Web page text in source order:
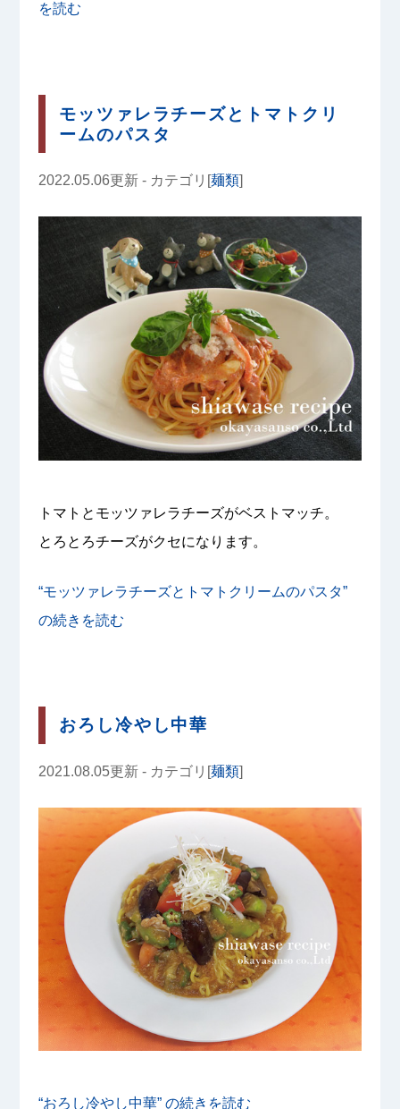
を読む
モッツァレラチーズとトマトクリ
ームのパスタ
2022.05.06更新 - カテゴリ[ 麺類
トマトとモッツァレラチーズがベストマッチ。
とろとろチーズがクセになります。
“モッツァレラチーズとトマトクリームのパスタ”
の続きを読む
おろし冷やし中華
2021.08.05更新 - カテゴリ[麺類]
“おろし冷やし中華” の続きを読む